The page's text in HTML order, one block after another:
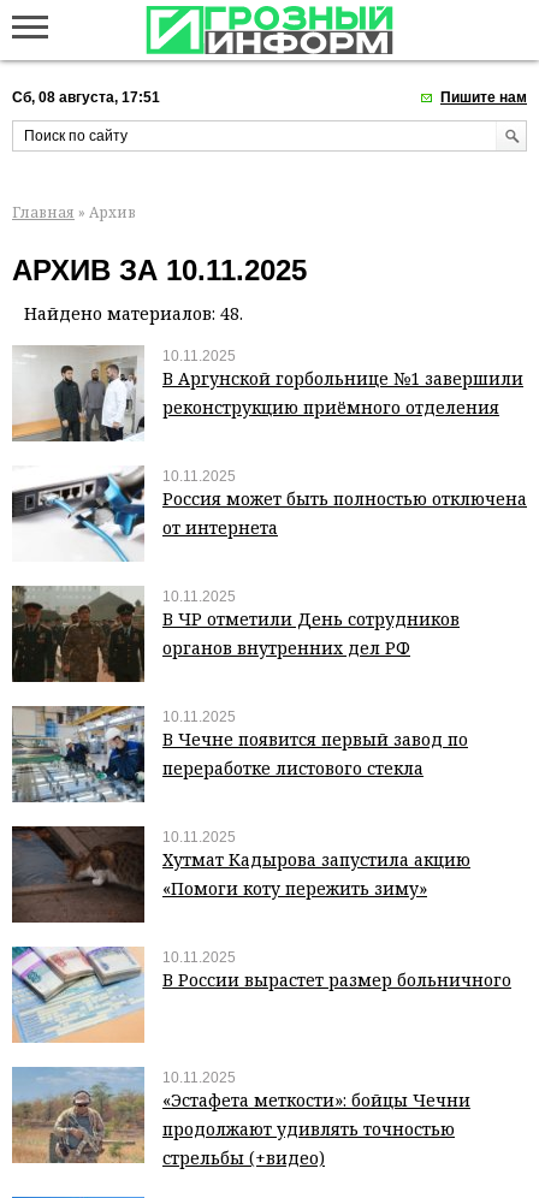
Сб, 08 августа, 17:51 Пишите нам
Главная » Архив
АРХИВ ЗА 10.11.2025
Найдено материалов: 48.
10.11.2025
В Аргунской горбольнице №1 завершили
реконструкцию приёмного отделения
10.11.2025
Россия может быть полностью отключена
от интернета
10.11.2025
В ЧР отметили День сотрудников
органов внутренних дел РФ
10.11.2025
В Чечне появится первый завод по
переработке листового стекла
10.11.2025
Хутмат Кадырова запустила акцию
«Помоги коту пережить зиму»
10.11.2025
В России вырастет размер больничного
10.11.2025
«Эстафета меткости»: бойцы Чечни
продолжают удивлять точностью
стрельбы (+видео)